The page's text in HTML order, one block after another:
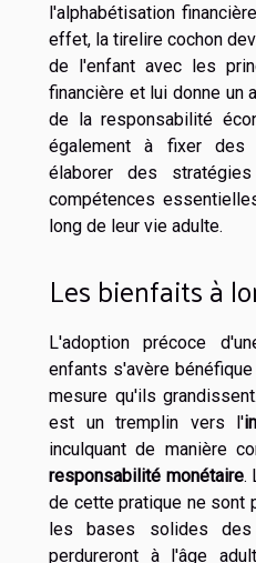
l'alphabétisation
effet, la tirelire cochon
de l'enfant avec les
financière et lui donne un
de la responsabilité
également à fixer
élaborer des
compétences
long de leur vie adulte.
Les bienfaits à
L'adoption précoce
enfants s'avère bénéfique
mesure qu'ils
est un tremplin vers l'
inculquant de manière
responsabilité monétaire.
de cette pratique ne sont
les bases solides des
perdureront à l'âge